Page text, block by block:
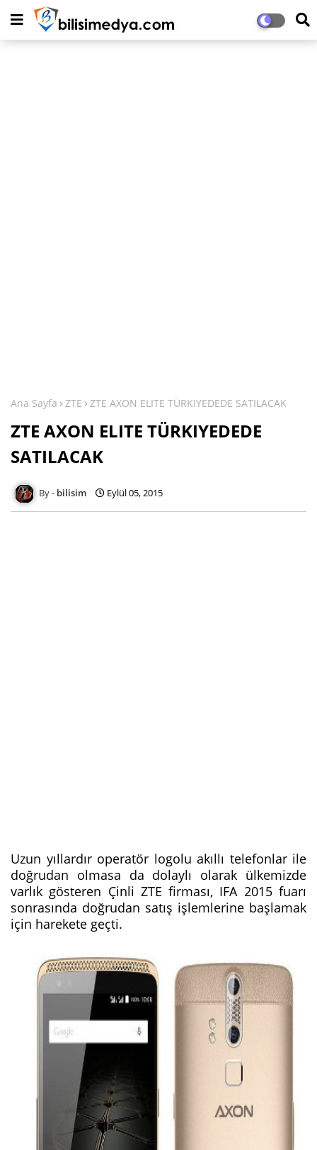
Ana Sayfa ZTE ZTE AXON ELITE TÜRKIYEDEDE SATILACAK
ZTE AXON ELITE TÜRKIYEDEDE
SATILACAK
bilisim Eylül 05, 2015
Uzun yıllardır operatör logolu akıllı telefonlar ile
doğrudan olmasa da dolaylı olarak ülkemizde
varlık gösteren Çinli ZTE firması, IFA 2015 fuarı
sonrasında doğrudan satış işlemlerine başlamak
için harekete geçti.